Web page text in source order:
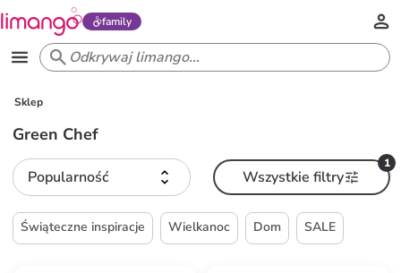
family
Sklep
Green Chef
Popularność
1
Wszystkie filtry
Świąteczne inspiracje Wielkanoc Dom SALE